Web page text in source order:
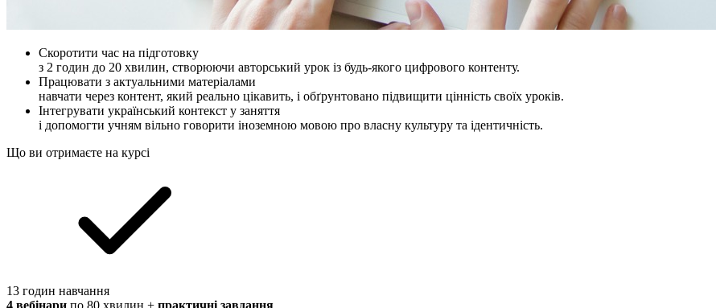
Скоротити час на підготовку
з 2 годин до 20 хвилин, створюючи авторський урок із будь-якого цифрового контенту.
Працювати з актуальними матеріалами
навчати через контент, який реально цікавить, і обґрунтовано підвищити цінність своїх уроків.
Інтегрувати український контекст у заняття
і допомогти учням вільно говорити іноземною мовою про власну культуру та ідентичність.
Що ви отримаєте на курсі
13 годин навчання
4 вебінари по 80 хвилин + практичні завдання